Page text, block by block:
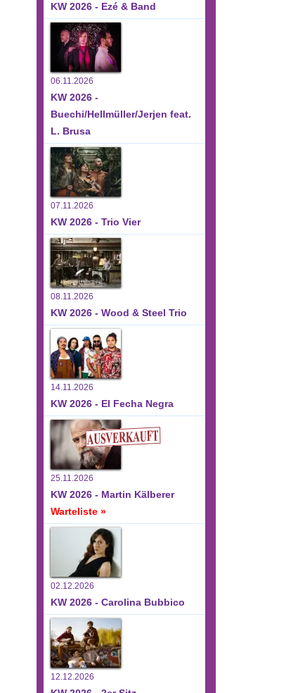
KW 2026 - Ezé & Band
06.11.2026
KW 2026 -
Buechi/Hellmüller/Jerjen feat.
L. Brusa
07.11.2026
KW 2026 - Trio Vier
08.11.2026
KW 2026 - Wood & Steel Trio
14.11.2026
KW 2026 - El Fecha Negra
25.11.2026
KW 2026 - Martin Kälberer
Warteliste »
02.12.2026
KW 2026 - Carolina Bubbico
12.12.2026